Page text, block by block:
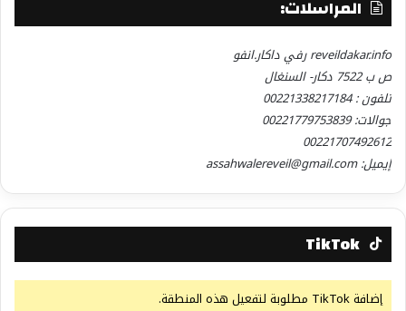
المراسلات:
reveildakar.info رفي داكار.انفو
ص ب 7522 دكار- السنغال
تلفون : 00221338217184
جوالات: 00221779753839
00221707492612
إيميل: assahwalereveil@gmail.com
TikTok
إضافة TikTok مطلوبة لتفعيل هذه المنطقة.